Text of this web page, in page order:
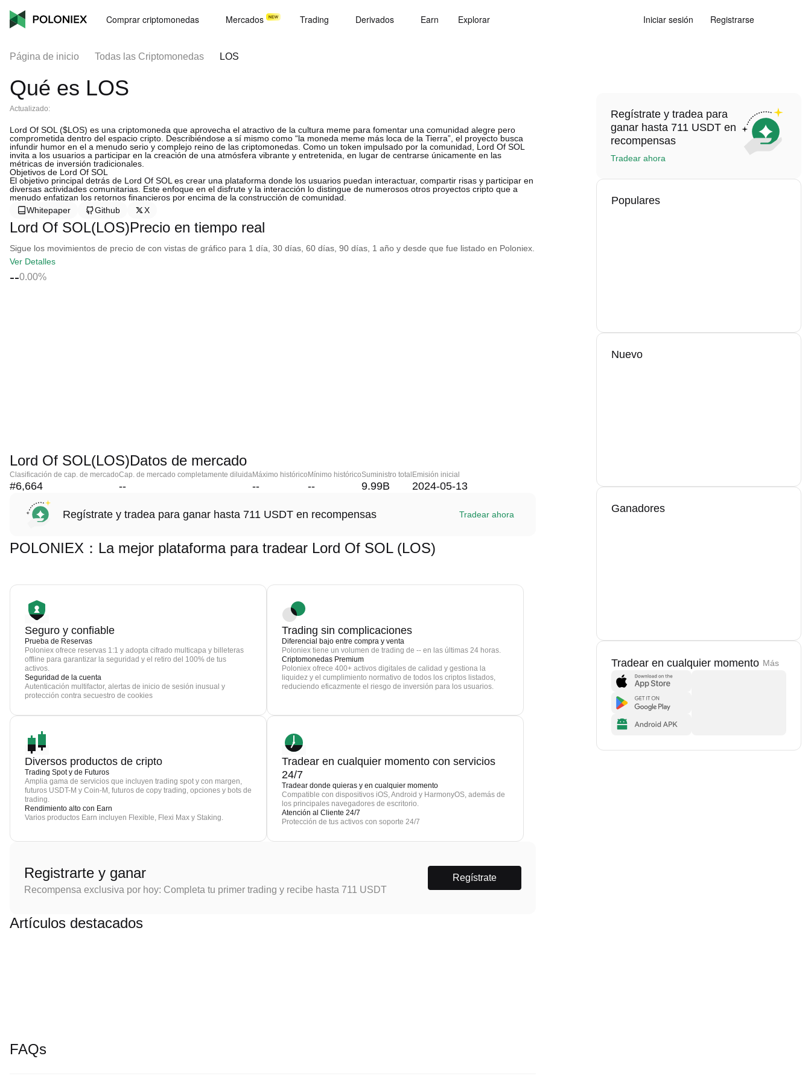
Comprar criptomonedas Mercados Trading Derivados Earn Explorar Iniciar sesión Registrarse
Página de inicio Todas las Criptomonedas LOS
Qué es LOS
Actualizado:
Lord Of SOL ($LOS) es una criptomoneda que aprovecha el atractivo de la cultura meme para fomentar una comunidad alegre pero
comprometida dentro del espacio cripto. Describiéndose a sí mismo como “la moneda meme más loca de la Tierra”, el proyecto busca
infundir humor en el a menudo serio y complejo reino de las criptomonedas. Como un token impulsado por la comunidad, Lord Of SOL
invita a los usuarios a participar en la creación de una atmósfera vibrante y entretenida, en lugar de centrarse únicamente en las
métricas de inversión tradicionales.
Objetivos de Lord Of SOL
El objetivo principal detrás de Lord Of SOL es crear una plataforma donde los usuarios puedan interactuar, compartir risas y participar en
diversas actividades comunitarias. Este enfoque en el disfrute y la interacción lo distingue de numerosos otros proyectos cripto que a
menudo enfatizan los retornos financieros por encima de la construcción de comunidad.
Whitepaper
Github X
Lord Of SOL(LOS)Precio en tiempo real
Sigue los movimientos de precio de con vistas de gráfico para 1 día, 30 días, 60 días, 90 días, 1 año y desde que fue listado en Poloniex.
Ver Detalles
--0.00%
Lord Of SOL(LOS)Datos de mercado
Clasificación de cap. de mercado
#6,664
Cap. de mercado completamente diluida
--
Máximo histórico
--
Mínimo histórico
--
Suministro total
9.99B
Emisión inicial
2024-05-13
Regístrate y tradea para ganar hasta 711 USDT en recompensas Tradear ahora
POLONIEX：La mejor plataforma para tradear Lord Of SOL (LOS)
Seguro y confiable
Prueba de Reservas
Poloniex ofrece reservas 1:1 y adopta cifrado multicapa y billeteras
offline para garantizar la seguridad y el retiro del 100% de tus
activos.
Seguridad de la cuenta
Autenticación multifactor, alertas de inicio de sesión inusual y
protección contra secuestro de cookies
Trading sin complicaciones
Diferencial bajo entre compra y venta
Poloniex tiene un volumen de trading de -- en las últimas 24 horas.
Criptomonedas Premium
Poloniex ofrece 400+ activos digitales de calidad y gestiona la
liquidez y el cumplimiento normativo de todos los criptos listados,
reduciendo eficazmente el riesgo de inversión para los usuarios.
Diversos productos de cripto
Trading Spot y de Futuros
Amplia gama de servicios que incluyen trading spot y con margen,
futuros USDT-M y Coin-M, futuros de copy trading, opciones y bots de
trading.
Rendimiento alto con Earn
Varios productos Earn incluyen Flexible, Flexi Max y Staking.
Tradear en cualquier momento con servicios
24/7
Tradear donde quieras y en cualquier momento
Compatible con dispositivos iOS, Android y HarmonyOS, además de
los principales navegadores de escritorio.
Atención al Cliente 24/7
Protección de tus activos con soporte 24/7
Registrarte y ganar
Recompensa exclusiva por hoy: Completa tu primer trading y recibe hasta 711 USDT
Regístrate
Artículos destacados
FAQs
Regístrate y tradea para
ganar hasta 711 USDT en
recompensas
Tradear ahora
Populares
Nuevo
Ganadores
Tradear en cualquier momento Más